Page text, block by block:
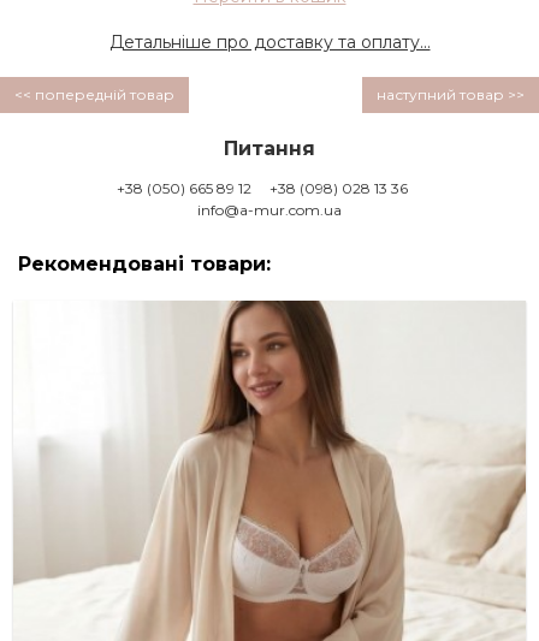
Детальніше про доставку та оплату...
<< попередній товар наступний товар >>
Питання
+38 (050) 665 89 12
+38 (098) 028 13 36
info@a-mur.com.ua
Рекомендовані товари: